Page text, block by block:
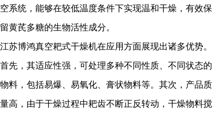
空系统，能够在较低温度条件下实现温和干燥，有效保
留黄芪多糖的生物活性成分。
江苏博鸿真空耙式干燥机在应用方面展现出诸多优势。
首先，其适应性强，可处理多种不同性质、不同状态的
物料，包括易爆、易氧化、膏状物料等。其次，产品质
量高，由于干燥过程中耙齿不断正反转动，干燥物料搅